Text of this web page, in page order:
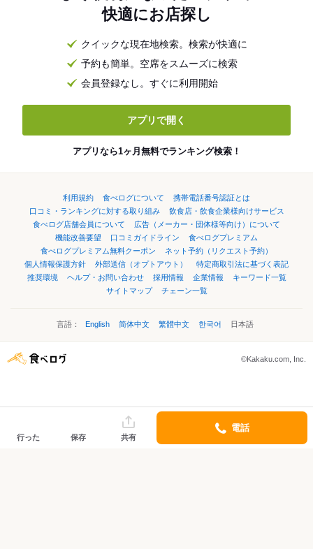
快適にお店探し
クイックな現在地検索。検索が快適に
予約も簡単。空席をスムーズに検索
会員登録なし。すぐに利用開始
アプリで開く
アプリなら1ヶ月無料でランキング検索！
利用規約 食べログについて
携帯電話番号認証とは
口コミ・ランキングに対する取り組み
飲食店・飲食企業様向けサービス
食べログ店舗会員について
広告（メーカー・団体様等向け）について
機能改善要望
口コミガイドライン
食べログプレミアム
食べログプレミアム無料クーポン
ネット予約（リクエスト予約）
個人情報保護方針
外部送信（オプトアウト）
特定商取引法に基づく表記
推奨環境
ヘルプ・お問い合わせ 採用情報 企業情報
キーワード一覧
サイトマップ
チェーン一覧
言語： English 简体中文 繁體中文 한국어 日本語
©Kakaku.com, Inc.
行った 保存 共有
電話